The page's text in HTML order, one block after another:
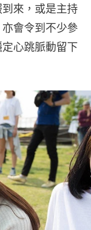
來，或是主持
會令到不少參
心跳脈動留下